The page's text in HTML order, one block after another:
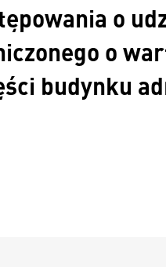
o
o
budynku